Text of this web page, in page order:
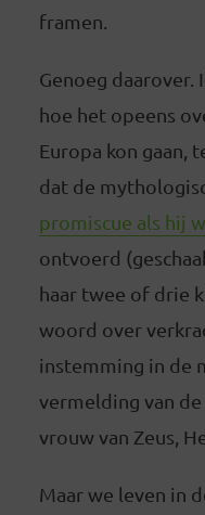
framen.
Genoeg daarover.
hoe het opeens
Europa kon gaan,
dat de
promiscue als hij
ontvoerd
haar twee of drie
woord over
instemming in de
vermelding van
vrouw van Zeus,
Maar we leven in